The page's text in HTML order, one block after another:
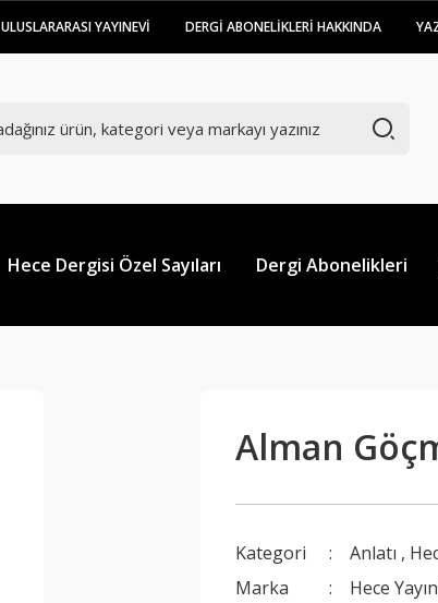
ULUSLARARASI YAYINEVİ DERGİ ABONELİKLERİ HAKKINDA
Hece Dergisi Özel Sayıları Dergi Abonelikleri
Alman
Kategori Anlatı ,
Marka
Hece